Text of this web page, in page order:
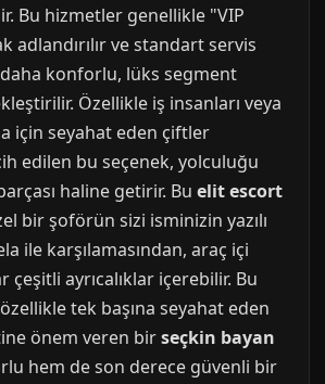
Bu hizmetler genellikle "VIP
adlandırılır ve standart servis
konforlu, lüks segment
Özellikle iş insanları veya
için seyahat eden çiftler
edilen bu seçenek, yolculuğu
haline getirir. Bu elit escort
bir şoförün sizi isminizin yazılı
ile karşılamasından, araç içi
çeşitli ayrıcalıklar içerebilir. Bu
tek başına seyahat eden
önem veren birseçkin bayan
hem de son derece güvenli bir